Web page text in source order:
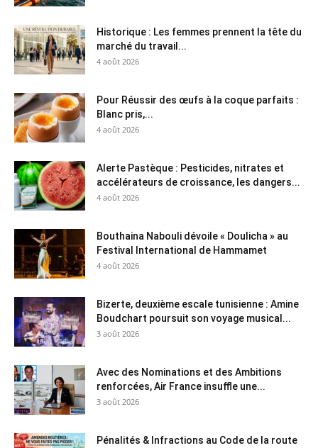
Historique : Les femmes prennent la tête du
marché du travail...
4 août 2026
Pour Réussir des œufs à la coque parfaits :
Blanc pris,...
4 août 2026
Alerte Pastèque : Pesticides, nitrates et
accélérateurs de croissance, les dangers...
4 août 2026
Bouthaina Nabouli dévoile « Doulicha » au
Festival International de Hammamet
4 août 2026
Bizerte, deuxième escale tunisienne : Amine
Boudchart poursuit son voyage musical...
3 août 2026
Avec des Nominations et des Ambitions
renforcées, Air France insuffle une...
3 août 2026
Pénalités & Infractions au Code de la route